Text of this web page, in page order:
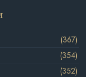
(367)
(354)
(352)